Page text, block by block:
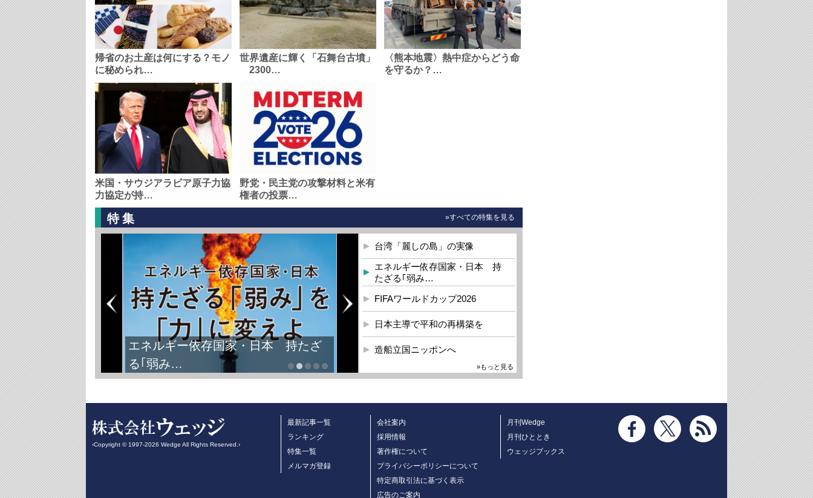
帰省のお土産は何にする？モノ
に秘められ…
世界遺産に輝く「石舞台古墳」
2300…
〈熊本地震〉熱中症からどう命
を守るか？…
米国・サウジアラビア原子力協
力協定が持…
野党・民主党の攻撃材料と米有
権者の投票…
特集 »すべての特集を見る
エネルギー依存国家・日本 持たざ
る｢弱み…
台湾「麗しの島」の実像
エネルギー依存国家・日本 持
たざる｢弱み…
FIFAワールドカップ2026
日本主導で平和の再構築を
造船立国ニッポンへ
»もっと見る
‹Copyright © 1997-2026 Wedge All Rights Reserved.›
最新記事一覧
ランキング
特集一覧
メルマガ登録
会社案内
採用情報
著作権について
プライバシーポリシーについて
特定商取引法に基づく表示
広告のご案内
月刊Wedge
月刊ひととき
ウェッジブックス